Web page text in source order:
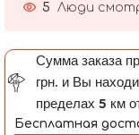
5 Люди
Сумма заказа
грн. и Вы
пределах 5 км
Бесплатная